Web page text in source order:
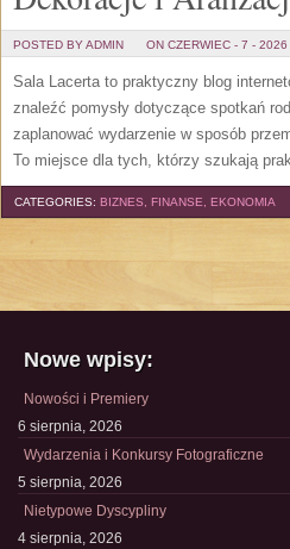
POSTED BY ADMIN ON CZERWIEC - 7 - 2026
Sala Lacerta to praktyczny blog
znaleźć pomysły dotyczące spotkań
zaplanować wydarzenie w sposób
To miejsce dla tych, którzy szukają
CATEGORIES: BIZNES, FINANSE, EKONOMIA
Nowe wpisy:
Nowości i Premiery
6 sierpnia, 2026
Wydarzenia i Konkursy Fotograficzne
5 sierpnia, 2026
Nietypowe Dyscypliny
4 sierpnia, 2026